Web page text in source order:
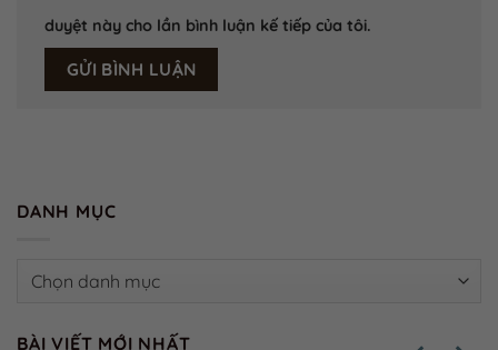
duyệt này cho lần bình luận kế tiếp của tôi.
DANH MỤC
Danh
BÀI VIẾT MỚI NHẤT